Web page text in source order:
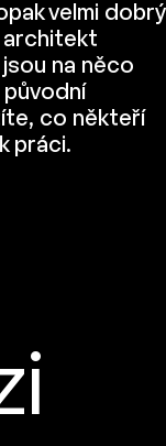
velmi dobrý
architekt
na něco
co někteří
práci.